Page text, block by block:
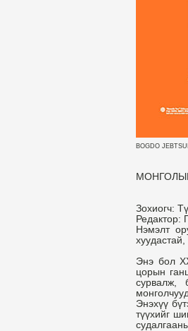
BOGDO
Зохиогч:
Редактор:
Нэмэлт
хуудастай,
Энэ бол
цорын
сурвалж,
Энэхүү
түүхийг